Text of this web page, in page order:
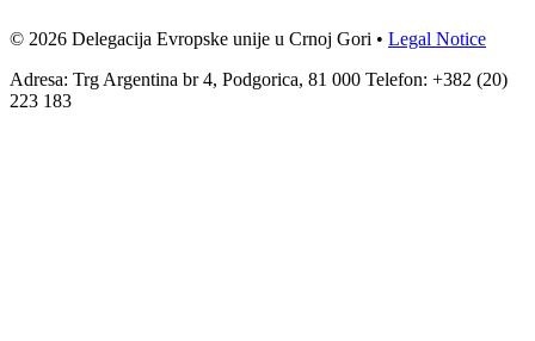
© 2026 Delegacija Evropske unije u Crnoj Gori • Legal Notice
Adresa: Trg Argentina br 4, Podgorica, 81 000 Telefon: +382 (20)
223 183